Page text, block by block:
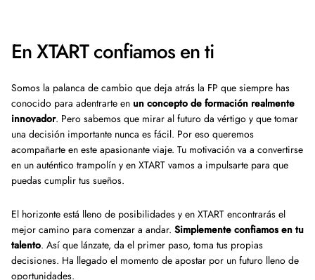
En XTART confiamos en ti
Somos la palanca de cambio que deja atrás la FP que siempre has
conocido para adentrarte en un concepto de formación realmente
innovador. Pero sabemos que mirar al futuro da vértigo y que tomar
una decisión importante nunca es fácil. Por eso queremos
acompañarte en este apasionante viaje. Tu motivación va a convertirse
en un auténtico trampolín y en XTART vamos a impulsarte para que
puedas cumplir tus sueños.
El horizonte está lleno de posibilidades y en XTART encontrarás el
mejor camino para comenzar a andar. Simplemente confiamos en tu
talento. Así que lánzate, da el primer paso, toma tus propias
decisiones. Ha llegado el momento de apostar por un futuro lleno de
oportunidades.